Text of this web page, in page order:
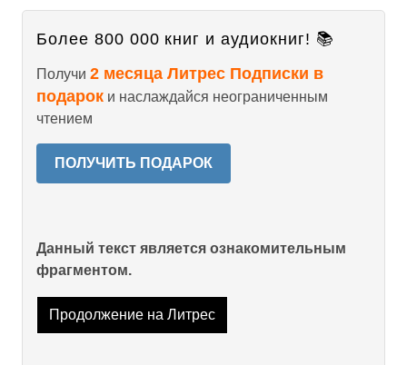
Более 800 000 книг и аудиокниг! 📚
Получи 2 месяца Литрес Подписки в
подарок и наслаждайся неограниченным
чтением
ПОЛУЧИТЬ ПОДАРОК
Данный текст является ознакомительным
фрагментом.
Продолжение на Литрес